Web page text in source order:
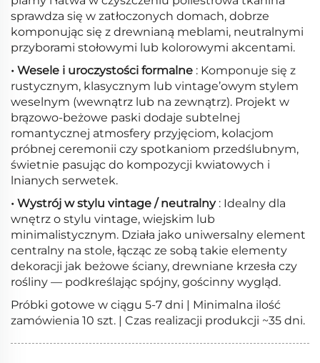
sprawdza się w zatłoczonych domach, dobrze
komponując się z drewnianą meblami, neutralnymi
przyborami stołowymi lub kolorowymi akcentami.
• Wesele i uroczystości formalne : Komponuje się z
rustycznym, klasycznym lub vintage’owym stylem
weselnym (wewnątrz lub na zewnątrz). Projekt w
brązowo-beżowe paski dodaje subtelnej
romantycznej atmosfery przyjęciom, kolacjom
próbnej ceremonii czy spotkaniom przedślubnym,
świetnie pasując do kompozycji kwiatowych i
lnianych serwetek.
• Wystrój w stylu vintage / neutralny : Idealny dla
wnętrz o stylu vintage, wiejskim lub
minimalistycznym. Działa jako uniwersalny element
centralny na stole, łącząc ze sobą takie elementy
dekoracji jak beżowe ściany, drewniane krzesła czy
rośliny — podkreślając spójny, gościnny wygląd.
Próbki gotowe w ciągu 5-7 dni | Minimalna ilość
zamówienia 10 szt. | Czas realizacji produkcji ~35 dni.